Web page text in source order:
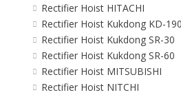
Rectifier Hoist HITACHI
Rectifier Hoist Kukdong KD-190
Rectifier Hoist Kukdong SR-30
Rectifier Hoist Kukdong SR-60
Rectifier Hoist MITSUBISHI
Rectifier Hoist NITCHI